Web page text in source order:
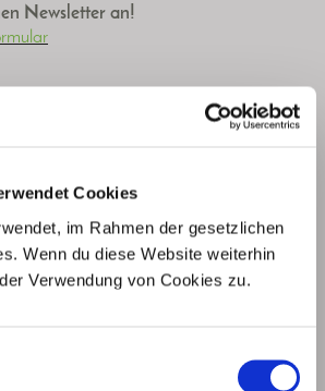
Cookies
im Rahmen der gesetzlichen
Wenn du diese Website weiterhin
Verwendung von Cookies zu.
Newsletter an!
Buch "Awaking - Dornröschen erwacht"